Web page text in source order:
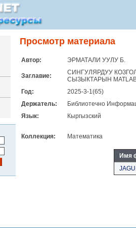
Просмотр материала
Автор: ЭРМАТАЛИ УУЛУ Б.
Заглавие:
СИНГУЛЯРДУУ
СЫЗЫКТАРЫН
Год:
2025-3-1(65)
Держатель:
Библиотечно
Язык:
Кыргызский
Коллекция: Математика
Имя